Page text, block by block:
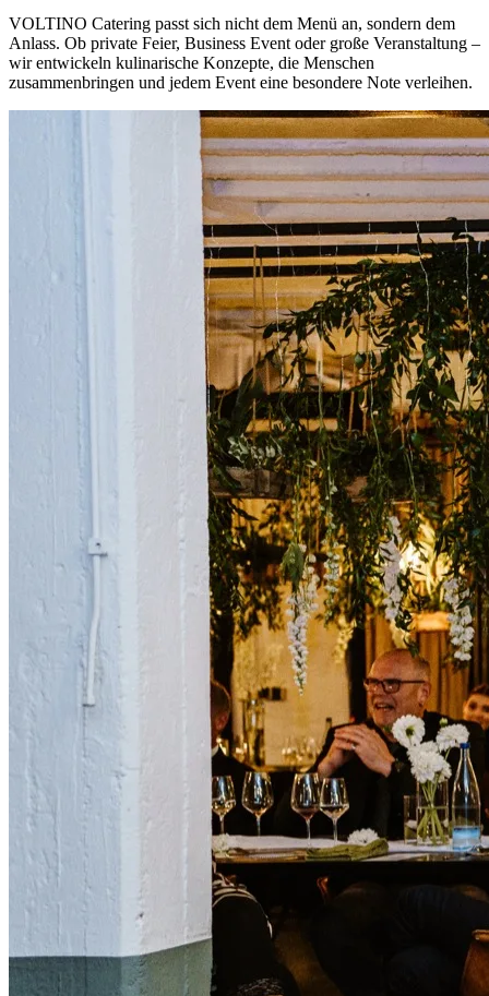
VOLTINO Catering passt sich nicht dem Menü an, sondern dem
Anlass. Ob private Feier, Business Event oder große Veranstaltung –
wir entwickeln kulinarische Konzepte, die Menschen
zusammenbringen und jedem Event eine besondere Note verleihen.